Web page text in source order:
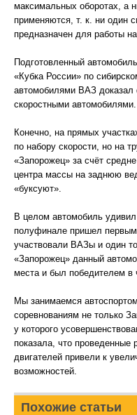
максимальных оборотах, а
применяются, т. к. ни один
предназначен для работы
Подготовленный
«Кубка России» по
автомобилями ВАЗ доказал
скоростными автомобилями.
Конечно, на прямых
по набору скорости, но на
«Запорожец» за счёт
центра массы на заднюю
«буксуют».
В целом автомобиль
полуфинале пришел
участвовали ВАЗы и один
«Запорожец» данный
места и был победителем в
Мы занимаемся
соревнованиям не только
у которого
показала, что проведенные
двигателей привели к
возможностей.
Похожие статьи